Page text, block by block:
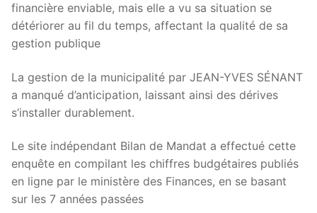
financière enviable, mais elle a vu sa situation se
détériorer au fil du temps, affectant la qualité de sa
gestion publique
La gestion de la municipalité par JEAN-YVES SÉNANT
a manqué d’anticipation, laissant ainsi des dérives
s’installer durablement.
Le site indépendant Bilan de Mandat a effectué cette
enquête en compilant les chiffres budgétaires publiés
en ligne par le ministère des Finances, en se basant
sur les 7 années passées